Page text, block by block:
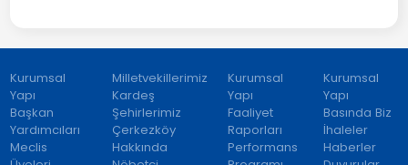
Kurumsal
Yapı
Başkan
Yardımcıları
Meclis
Milletvekillerimiz
Kardeş
Şehirlerimiz
Çerkezköy
Hakkında
Kurumsal
Yapı
Faaliyet
Raporları
Performans
Kurumsal
Yapı
Basında Biz
İhaleler
Haberler